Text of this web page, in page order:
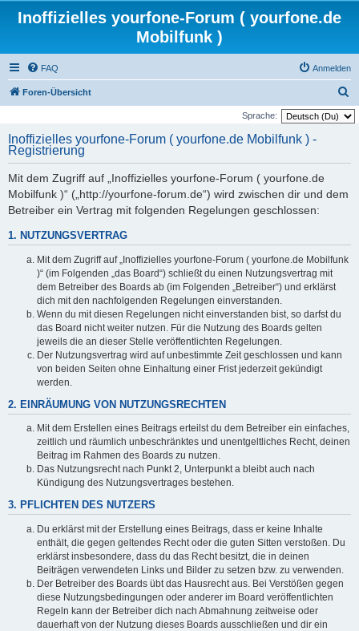
Inoffizielles yourfone-Forum ( yourfone.de
Mobilfunk )
FAQ Anmelden
Foren-Übersicht
u
Sprache:
Inoffizielles yourfone-Forum ( yourfone.de Mobilfunk ) -
Registrierung
Mit dem Zugriff auf „Inoffizielles yourfone-Forum ( yourfone.de
Mobilfunk )“ („http://yourfone-forum.de“) wird zwischen dir und dem
Betreiber ein Vertrag mit folgenden Regelungen geschlossen:
1. NUTZUNGSVERTRAG
Mit dem Zugriff auf „Inoffizielles yourfone-Forum ( yourfone.de Mobilfunk
)“ (im Folgenden „das Board“) schließt du einen Nutzungsvertrag mit
dem Betreiber des Boards ab (im Folgenden „Betreiber“) und erklärst
dich mit den nachfolgenden Regelungen einverstanden.
Wenn du mit diesen Regelungen nicht einverstanden bist, so darfst du
das Board nicht weiter nutzen. Für die Nutzung des Boards gelten
jeweils die an dieser Stelle veröffentlichten Regelungen.
Der Nutzungsvertrag wird auf unbestimmte Zeit geschlossen und kann
von beiden Seiten ohne Einhaltung einer Frist jederzeit gekündigt
werden.
2. EINRÄUMUNG VON NUTZUNGSRECHTEN
Mit dem Erstellen eines Beitrags erteilst du dem Betreiber ein einfaches,
zeitlich und räumlich unbeschränktes und unentgeltliches Recht, deinen
Beitrag im Rahmen des Boards zu nutzen.
Das Nutzungsrecht nach Punkt 2, Unterpunkt a bleibt auch nach
Kündigung des Nutzungsvertrages bestehen.
3. PFLICHTEN DES NUTZERS
Du erklärst mit der Erstellung eines Beitrags, dass er keine Inhalte
enthält, die gegen geltendes Recht oder die guten Sitten verstoßen. Du
erklärst insbesondere, dass du das Recht besitzt, die in deinen
Beiträgen verwendeten Links und Bilder zu setzen bzw. zu verwenden.
Der Betreiber des Boards übt das Hausrecht aus. Bei Verstößen gegen
diese Nutzungsbedingungen oder anderer im Board veröffentlichten
Regeln kann der Betreiber dich nach Abmahnung zeitweise oder
dauerhaft von der Nutzung dieses Boards ausschließen und dir ein